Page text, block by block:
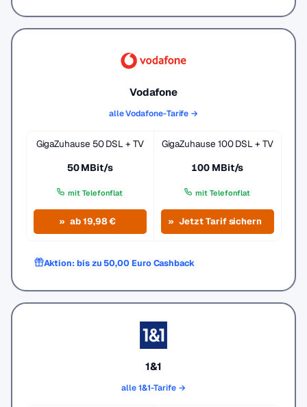
Vodafone
alle Vodafone-Tarife →
GigaZuhause 50 DSL + TV
50 MBit/s
mit Telefonflat
ab 19,98 €
GigaZuhause 100 DSL + TV
100 MBit/s
mit Telefonflat
Jetzt Tarif sichern
Aktion: bis zu 50,00 Euro Cashback
1&1
alle 1&1-Tarife →